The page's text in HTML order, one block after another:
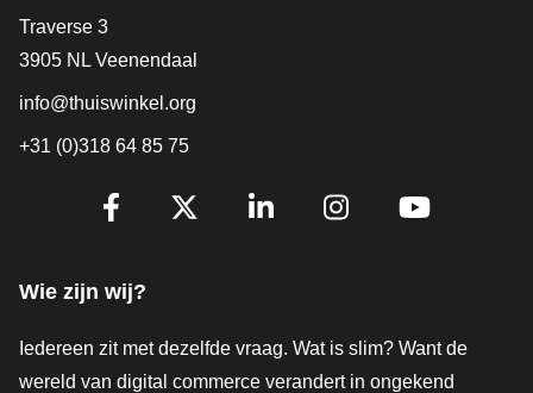
Contact
Traverse 3
3905 NL Veenendaal
info@thuiswinkel.org
+31 (0)318 64 85 75
Volg je ons al?
Wie zijn wij?
Iedereen zit met dezelfde vraag. Wat is slim? Want de
wereld van digital commerce verandert in ongekend